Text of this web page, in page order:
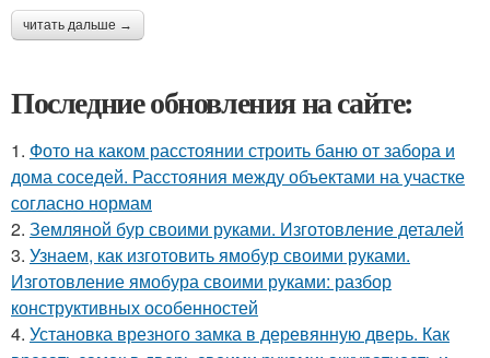
читать дальше →
Последние обновления на сайте:
1. Фото на каком расстоянии строить баню от забора и
дома соседей. Расстояния между объектами на участке
согласно нормам
2. Земляной бур своими руками. Изготовление деталей
3. Узнаем, как изготовить ямобур своими руками.
Изготовление ямобура своими руками: разбор
конструктивных особенностей
4. Установка врезного замка в деревянную дверь. Как